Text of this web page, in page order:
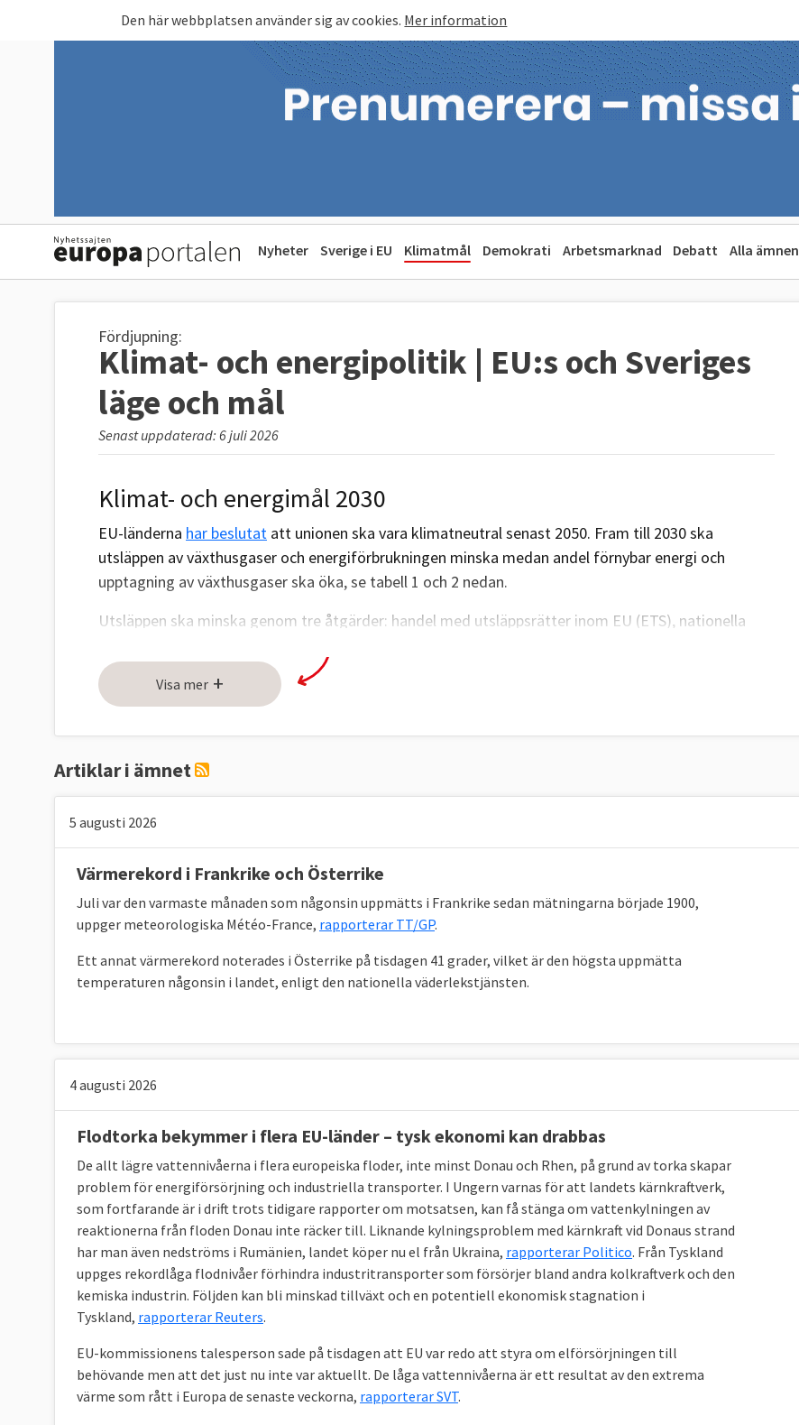
Den här webbplatsen använder sig av cookies. Mer information
Nyheter Sverige i EU Klimatmål Demokrati Arbetsmarknad Debatt Alla ämnen
Fördjupning:
Klimat- och energipolitik | EU:s och Sveriges
läge och mål
Senast uppdaterad: 6 juli 2026
Klimat- och energimål 2030
EU-länderna har beslutat att unionen ska vara klimatneutral senast 2050. Fram till 2030 ska
utsläppen av växthusgaser och energiförbrukningen minska medan andel förnybar energi och
upptagning av växthusgaser ska öka, se tabell 1 och 2 nedan.
Utsläppen ska minska genom tre åtgärder: handel med utsläppsrätter inom EU (ETS), nationella
(LULUCF).
Utsläppsminskningar genom handel med utsläppsrätter (ETS) är gemensamma för EU, här finns
inga nationella mål för medlemsländerna. Men det finns två nationella mål kallat ESR-målet och
upptaget av växthusgaser i skog och mark (LULUCF).
TABELL 1. Klimat och energimål i EU
Minskade utsläpp av växthusgaser jmf. 1990 (ETS + ESR)
Upptag av växthusgaser i skog och mark (LULUCF) 198 MtCO2e**2023 310 MtCO
Energianvändning(slutlig) 900 Mtoe
ett fullständigt genomförande av 55 % -paketet att leda till en minskning på 57 %.** MtCO2e
miljoner ton
Sveriges mål enligt EU-beslut
Sverige har bundit sig i EU att minska sina utsläpp av växthusgaser (ESR) och öka upptaget av
växthusgaser i skog och mark (LULUCF). Sverige måste halvera sina utsläpp till 2030 jämfört med
2005. Likaså måste skog och mark i Sverige lagra närmare fyra miljoner ton mer växthusgaser 2030
jämfört med ett genomsnitt för åren 2016-2018. Utöver dessa mål finns i Sveriges fall även olika
mål som riksdagen satt upp, dessa behandlas inte här.
TABELL 2. Sveriges klimat och energimål i EU
Läge
Sverige
Bindande EU-mål 2030 för
Sverige
Visa mer +
Artiklar i ämnet
5 augusti 2026
Värmerekord i Frankrike och Österrike
Juli var den varmaste månaden som någonsin uppmätts i Frankrike sedan mätningarna började 1900,
uppger meteorologiska Météo-France, rapporterar TT/GP.
Ett annat värmerekord noterades i Österrike på tisdagen 41 grader, vilket är den högsta uppmätta
temperaturen någonsin i landet, enligt den nationella väderlekstjänsten.
4 augusti 2026
Flodtorka bekymmer i flera EU-länder – tysk ekonomi kan drabbas
De allt lägre vattennivåerna i flera europeiska floder, inte minst Donau och Rhen, på grund av torka skapar
problem för energiförsörjning och industriella transporter. I Ungern varnas för att landets kärnkraftverk,
som fortfarande är i drift trots tidigare rapporter om motsatsen, kan få stänga om vattenkylningen av
reaktionerna från floden Donau inte räcker till. Liknande kylningsproblem med kärnkraft vid Donaus strand
har man även nedströms i Rumänien, landet köper nu el från Ukraina, rapporterar Politico. Från Tyskland
uppges rekordlåga flodnivåer förhindra industritransporter som försörjer bland andra kolkraftverk och den
kemiska industrin. Följden kan bli minskad tillväxt och en potentiell ekonomisk stagnation i
Tyskland, rapporterar Reuters.
EU-kommissionens talesperson sade på tisdagen att EU var redo att styra om elförsörjningen till
behövande men att det just nu inte var aktuellt. De låga vattennivåerna är ett resultat av den extrema
värme som rått i Europa de senaste veckorna, rapporterar SVT.